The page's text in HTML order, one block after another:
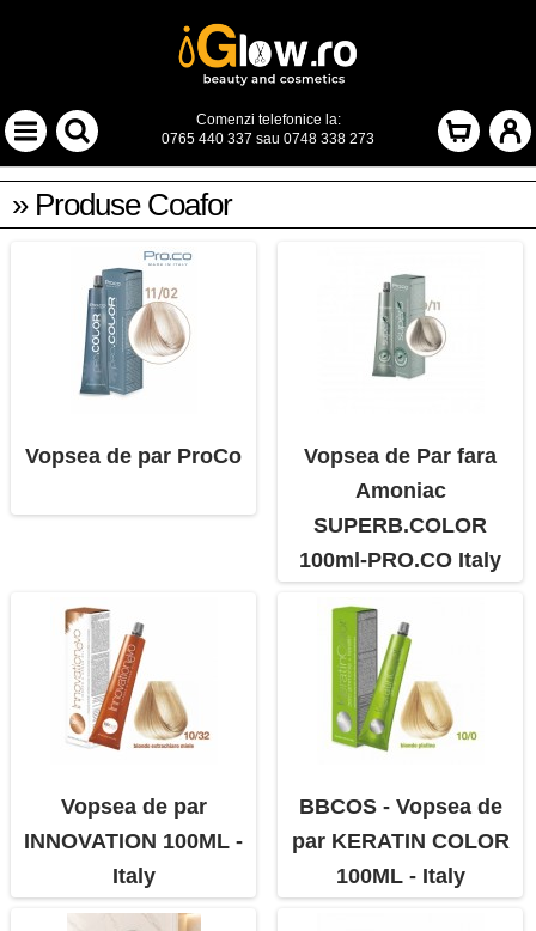
Comenzi telefonice la:
0765 440 337 sau 0748 338 273
» Produse Coafor
Vopsea de par ProCo
Vopsea de Par fara
Amoniac
SUPERB.COLOR
100ml-PRO.CO Italy
Vopsea de par
INNOVATION 100ML -
Italy
BBCOS - Vopsea de
par KERATIN COLOR
100ML - Italy